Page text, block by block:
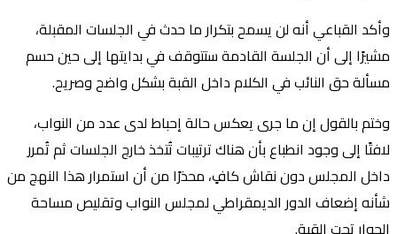
وأكد القباعي أنه لن يسمح بتكرار ما حدث في الجلسات المقبلة،
مشيرًا إلى أن الجلسة القادمة ستتوقف في بدايتها إلى حين حسم
مسألة حق النائب في الكلام داخل القبة بشكل واضح وصريح.
وختم بالقول إن ما جرى يعكس حالة إحباط لدى عدد من النواب،
لافتًا إلى وجود انطباع بأن هناك ترتيبات تُتخذ خارج الجلسات ثم تُمرر
داخل المجلس دون نقاش كافٍ، محذرًا من أن استمرار هذا النهج من
شأنه إضعاف الدور الديمقراطي لمجلس النواب وتقليص مساحة